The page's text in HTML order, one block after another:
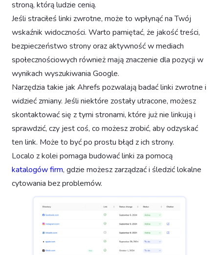
stroną, którą ludzie cenią.
Jeśli straciłeś linki zwrotne, może to wpłynąć na Twój
wskaźnik widoczności. Warto pamiętać, że jakość treści,
bezpieczeństwo strony oraz aktywność w mediach
społecznościowych również mają znaczenie dla pozycji w
wynikach wyszukiwania Google.
Narzędzia takie jak Ahrefs pozwalają badać linki zwrotne i
widzieć zmiany. Jeśli niektóre zostały utracone, możesz
skontaktować się z tymi stronami, które już nie linkują i
sprawdzić, czy jest coś, co możesz zrobić, aby odzyskać
ten link. Może to być po prostu błąd z ich strony.
Localo z kolei pomaga budować linki za pomocą
katalogów firm, gdzie możesz zarządzać i śledzić lokalne
cytowania bez problemów.